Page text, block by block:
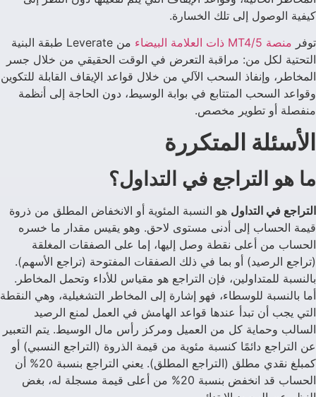
كيفية الوصول إلى تلك الخسارة.
توفر منصة MT4/5 ذات العلامة البيضاء
من Leverate طبقة البنية
التحتية لكل من: مراقبة التعرض في الوقت الحقيقي من خلال جسر
المخاطر، وإنفاذ السحب الآلي من خلال قواعد الإيقاف القابلة للتكوين
وقواعد السحب المتتابع في بوابة الوسيط، دون الحاجة إلى أنظمة
منفصلة أو تطوير مخصص.
الأسئلة المتكررة
ما هو التراجع في التداول؟
التراجع في التداول هو النسبة المئوية أو الانخفاض المطلق من ذروة
قيمة الحساب إلى أدنى مستوى لاحق. وهو يقيس مقدار ما خسره
الحساب من أعلى نقطة وصل إليها، إما على الصفقات المغلقة
(تراجع الرصيد) أو بما في ذلك الصفقات المفتوحة (تراجع الأسهم).
بالنسبة للمتداولين، فإن التراجع هو مقياس للأداء وتحمل المخاطر.
أما بالنسبة للوسطاء، فهو إشارة إلى المخاطر التشغيلية، وهي النقطة
التي يجب أن تبدأ عندها قواعد الهامش في العمل لمنع الرصيد
السالب وحماية كل من العميل ومركز رأس مال الوسيط. يتم التعبير
عن التراجع دائمًا كنسبة مئوية من قيمة الذروة (التراجع النسبي) أو
كمبلغ نقدي مطلق (التراجع المطلق). يعني التراجع بنسبة 20% أن
الحساب قد انخفض بنسبة 20% من أعلى قيمة مسجلة له، بغض